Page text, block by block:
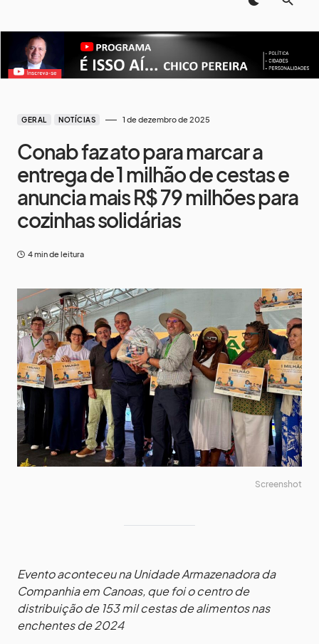
GERAL NOTÍCIAS 1 de dezembro de 2025
Conab faz ato para marcar a
entrega de 1 milhão de cestas e
anuncia mais R$ 79 milhões para
cozinhas solidárias
4 min de leitura
Screenshot
Evento aconteceu na Unidade Armazenadora da
Companhia em Canoas, que foi o centro de
distribuição de 153 mil cestas de alimentos nas
enchentes de 2024